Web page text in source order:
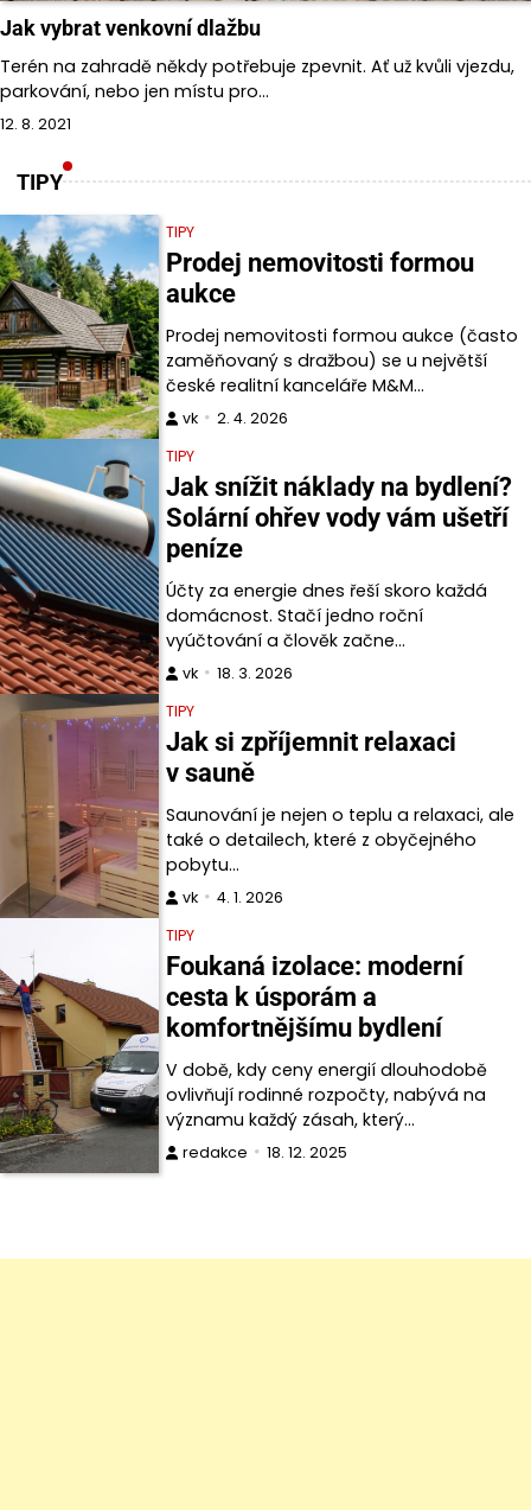
Jak vybrat venkovní dlažbu
Terén na zahradě někdy potřebuje zpevnit. Ať už kvůli vjezdu,
parkování, nebo jen místu pro…
12. 8. 2021
TIPY
TIPY
Prodej nemovitosti formou
aukce
Prodej nemovitosti formou aukce (často
zaměňovaný s dražbou) se u největší
české realitní kanceláře M&M…
vk
2. 4. 2026
TIPY
Jak snížit náklady na bydlení?
Solární ohřev vody vám ušetří
peníze
Účty za energie dnes řeší skoro každá
domácnost. Stačí jedno roční
vyúčtování a člověk začne…
vk
18. 3. 2026
TIPY
Jak si zpříjemnit relaxaci
v sauně
Saunování je nejen o teplu a relaxaci, ale
také o detailech, které z obyčejného
pobytu…
vk
4. 1. 2026
TIPY
Foukaná izolace: moderní
cesta k úsporám a
komfortnějšímu bydlení
V době, kdy ceny energií dlouhodobě
ovlivňují rodinné rozpočty, nabývá na
významu každý zásah, který…
redakce 18. 12. 2025